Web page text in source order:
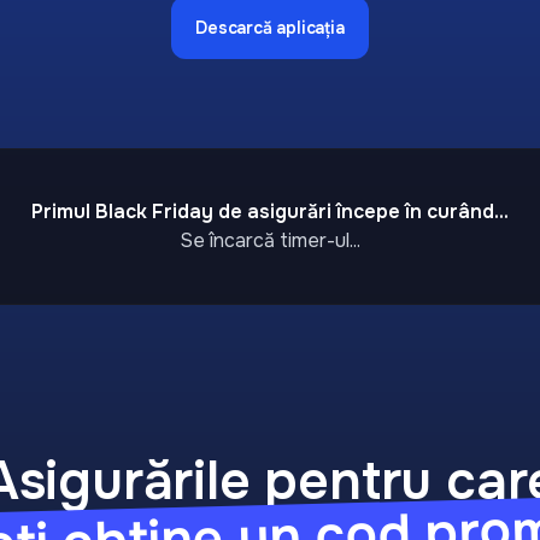
Descarcă aplicația
Primul Black Friday de asigurări începe în curând...
Se încarcă timer-ul...
pentru